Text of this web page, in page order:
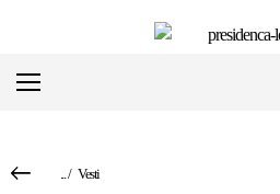
.../ Vesti